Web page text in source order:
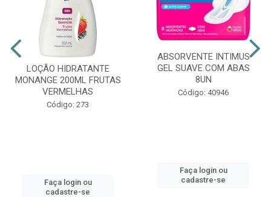
LOÇÃO HIDRATANTE
MONANGE 200ML FRUTAS
VERMELHAS
Código: 273
Faça login ou
cadastre-se
ABSORVENTE INTIMUS
GEL SUAVE COM ABAS
8UN
Código: 40946
Faça login ou
cadastre-se